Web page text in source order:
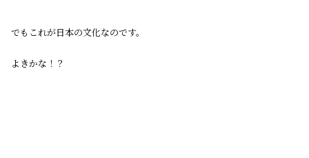
でもこれが日本の文化なのです。
よきかな！？